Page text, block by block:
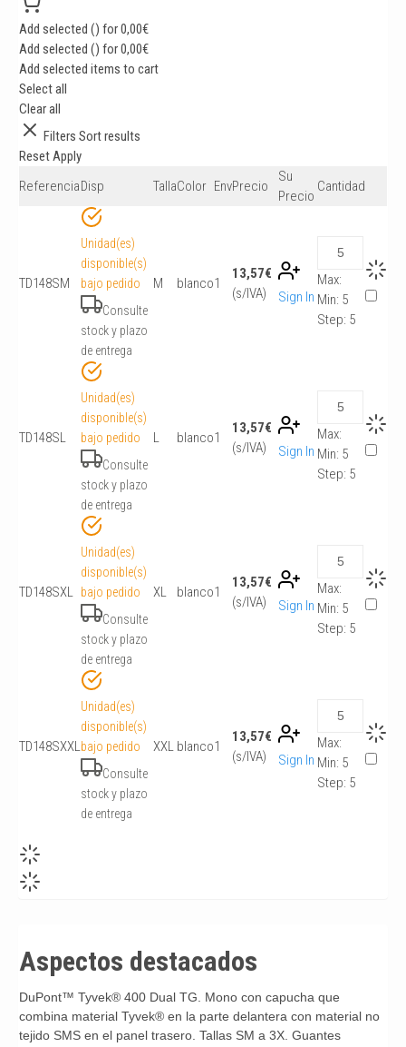
Add selected () for0,00€
Add selected () for0,00€
Add selected items to cart
Select all
Clear all
Filters Sort results
ResetApply
ReferenciaDisp TallaColor EnvPrecio
Su
Precio
Cantidad
TD148SM
Unidad(es)
disponible(s)
bajo pedido
Consulte
stock y plazo
de entrega
M blanco1
13,57€
(s/IVA)
Sign In
Max:
Min: 5
Step: 5
TD148SL
Unidad(es)
disponible(s)
bajo pedido
Consulte
stock y plazo
de entrega
L blanco1
13,57€
(s/IVA)
Sign In
Max:
Min: 5
Step: 5
TD148SXL
Unidad(es)
disponible(s)
bajo pedido
Consulte
stock y plazo
de entrega
XL blanco1
13,57€
(s/IVA)
Sign In
Max:
Min: 5
Step: 5
TD148SXXL
Unidad(es)
disponible(s)
bajo pedido
Consulte
stock y plazo
de entrega
XXL blanco1
13,57€
(s/IVA)
Sign In
Max:
Min: 5
Step: 5
Aspectos destacados
DuPont™ Tyvek® 400 Dual TG. Mono con capucha que
combina material Tyvek® en la parte delantera con material no
tejido SMS en el panel trasero. Tallas SM a 3X. Guantes